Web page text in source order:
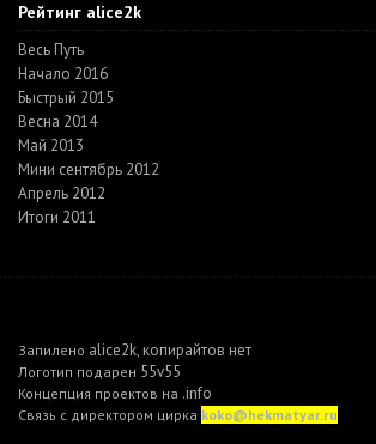
Рейтинг alice2k
Весь Путь
Начало 2016
Быстрый 2015
Весна 2014
Май 2013
Мини сентябрь 2012
Апрель 2012
Итоги 2011
Запилено alice2k, копирайтов нет
Логотип подарен 55v55
Концепция проектов на .info
Связь с директором цирка koko@hekmatyar.ru